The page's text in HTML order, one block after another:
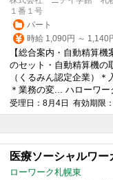
１番１号
パート
時給 1,090円 ～ 1,140
【総合案内・自動精算
のセット・自動精算機の
（くるみん認定企業）
＊業務の変... ハローワ
受理日：8月4日 有効期限
医療ソーシャルワ
ローワーク札幌東